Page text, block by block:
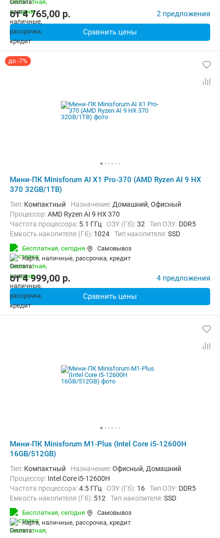
от4 765,00 p. 2 предложения
Сравнить цены
до -7%
Мини-ПК Minisforum AI X1 Pro-370 (AMD Ryzen AI 9 HX
370 32GB/1TB)
Тип: Компактный Назначение: Домашний, Офисный
Процессор:AMD Ryzen AI 9 HX 370
Частота процессора: 5.1 ГГц ОЗУ (Гб):32 Тип ОЗУ: DDR5
Емкость накопителя (Гб): 1024 Тип накопителя:SSD
Видеоадаптер:
Операционная система: Windows 11 Pro
Бесплатная, сегодня
Самовывоз
карта, наличные, рассрочка, кредит
от4 999,00 p. 4 предложения
Сравнить цены
Мини-ПК Minisforum M1-Plus (Intel Core i5-12600H
16GB/512GB)
Тип: Компактный Назначение:Офисный, Домашний
Процессор: Intel Core i5-12600H
Частота процессора:4.5 ГГц ОЗУ (Гб): 16 Тип ОЗУ: DDR5
Емкость накопителя (Гб): 512 Тип накопителя:SSD
Видеоадаптер:
Операционная система: Windows 11 Pro
Бесплатная, сегодня
Самовывоз
карта, наличные, рассрочка, кредит